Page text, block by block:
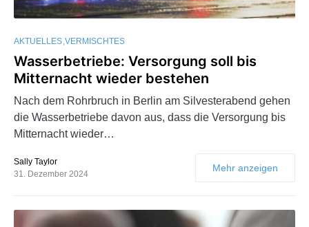
AKTUELLES VERMISCHTES
Wasserbetriebe: Versorgung soll bis
Mitternacht wieder bestehen
Nach dem Rohrbruch in Berlin am Silvesterabend gehen
die Wasserbetriebe davon aus, dass die Versorgung bis
Mitternacht wieder…
Sally Taylor
31. Dezember 2024
Mehr anzeigen